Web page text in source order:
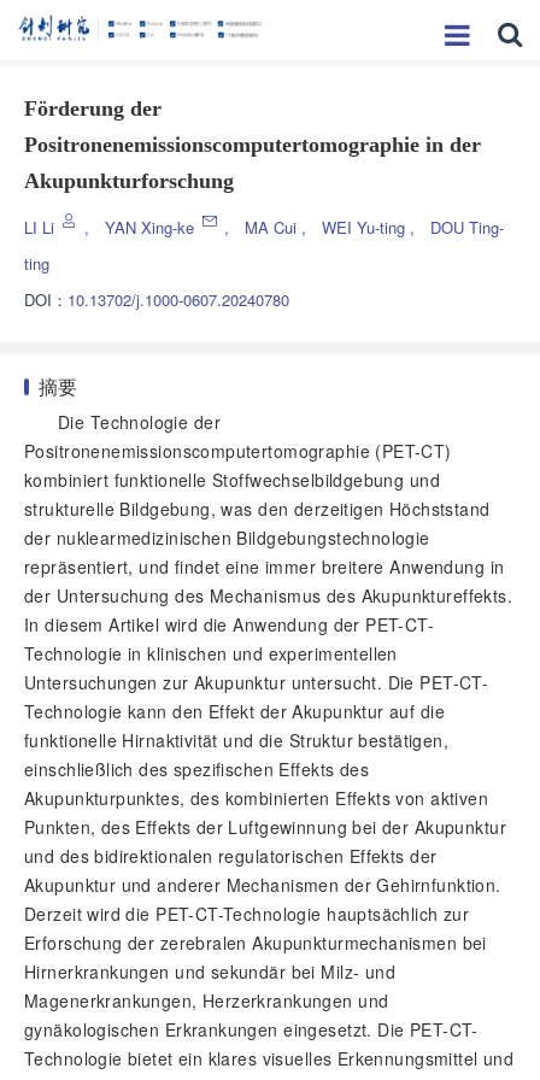
Förderung der
Positronenemissionscomputertomographie in der
Akupunkturforschung
LI Li , YAN Xing-ke , MA Cui , WEI Yu-ting ,
DOU Ting-
ting
DOI： 10.13702/j.1000-0607.20240780
摘要
Die Technologie der
Positronenemissionscomputertomographie (PET-CT)
kombiniert funktionelle Stoffwechselbildgebung und
strukturelle Bildgebung, was den derzeitigen Höchststand
der nuklearmedizinischen Bildgebungstechnologie
repräsentiert, und findet eine immer breitere Anwendung in
der Untersuchung des Mechanismus des Akupunktureffekts.
In diesem Artikel wird die Anwendung der PET-CT-
Technologie in klinischen und experimentellen
Untersuchungen zur Akupunktur untersucht. Die PET-CT-
Technologie kann den Effekt der Akupunktur auf die
funktionelle Hirnaktivität und die Struktur bestätigen,
einschließlich des spezifischen Effekts des
Akupunkturpunktes, des kombinierten Effekts von aktiven
Punkten, des Effekts der Luftgewinnung bei der Akupunktur
und des bidirektionalen regulatorischen Effekts der
Akupunktur und anderer Mechanismen der Gehirnfunktion.
Derzeit wird die PET-CT-Technologie hauptsächlich zur
Erforschung der zerebralen Akupunkturmechanismen bei
Hirnerkrankungen und sekundär bei Milz- und
Magenerkrankungen, Herzerkrankungen und
gynäkologischen Erkrankungen eingesetzt. Die PET-CT-
Technologie bietet ein klares visuelles Erkennungsmittel und